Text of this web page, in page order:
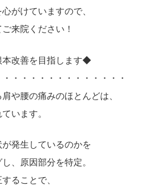
がけていますので、
来院ください！
改善を目指します◆
・・・・・・・・・・・・・
や腰の痛みのほとんどは、
います。
発生しているのかを
、原因部分を特定。
ることで、